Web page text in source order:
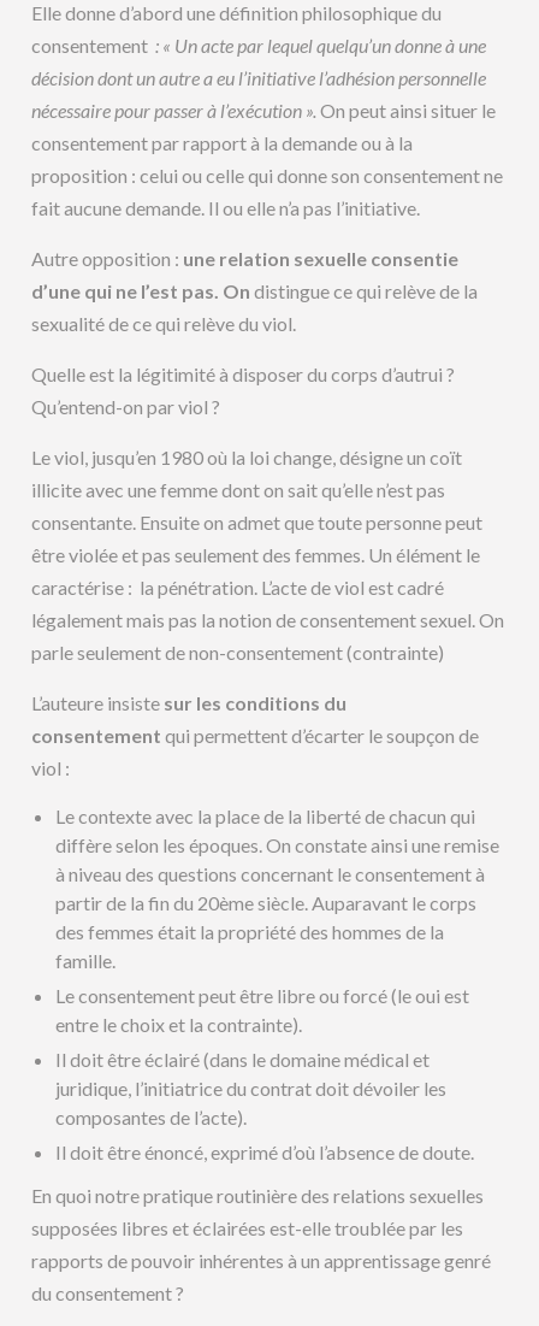
Elle donne d’abord une définition philosophique du
consentement: « Un acte par lequel quelqu’un donne à une
décision dont un autre a eu l’initiative l’adhésion personnelle
nécessaire pour passer à l’exécution ».On peut ainsi situer le
consentement par rapport à la demande ou à la
proposition : celui ou celle qui donne son consentement ne
fait aucune demande. Il ou elle n’a pas l’initiative.
Autre opposition : une relation sexuelle consentie
d’une qui ne l’est pas. On distingue ce qui relève de la
sexualité de ce qui relève du viol.
Quelle est la légitimité à disposer du corps d’autrui ?
Qu’entend-on par viol ?
Le viol, jusqu’en 1980 où la loi change, désigne un coït
illicite avec une femme dont on sait qu’elle n’est pas
consentante. Ensuite on admet que toute personne peut
être violée et pas seulement des femmes. Un élément le
caractérise : la pénétration. L’acte de viol est cadré
légalement mais pas la notion de consentement sexuel. On
parle seulement de non-consentement (contrainte)
L’auteure insiste sur les conditions du
consentement qui permettent d’écarter le soupçon de
viol :
Le contexte avec la place de la liberté de chacun qui
diffère selon les époques. On constate ainsi une remise
à niveau des questions concernant le consentement à
partir de la fin du 20ème siècle. Auparavant le corps
des femmes était la propriété des hommes de la
famille.
Le consentement peut être libre ou forcé (le oui est
entre le choix et la contrainte).
Il doit être éclairé (dans le domaine médical et
juridique, l’initiatrice du contrat doit dévoiler les
composantes de l’acte).
Il doit être énoncé, exprimé d’où l’absence de doute.
En quoi notre pratique routinière des relations sexuelles
supposées libres et éclairées est-elle troublée par les
rapports de pouvoir inhérentes à un apprentissage genré
du consentement ?